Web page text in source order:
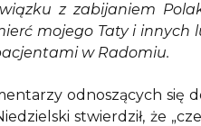
z zabijaniem
mojego Taty i
w Radomiu.
odnoszących się
stwierdził, że